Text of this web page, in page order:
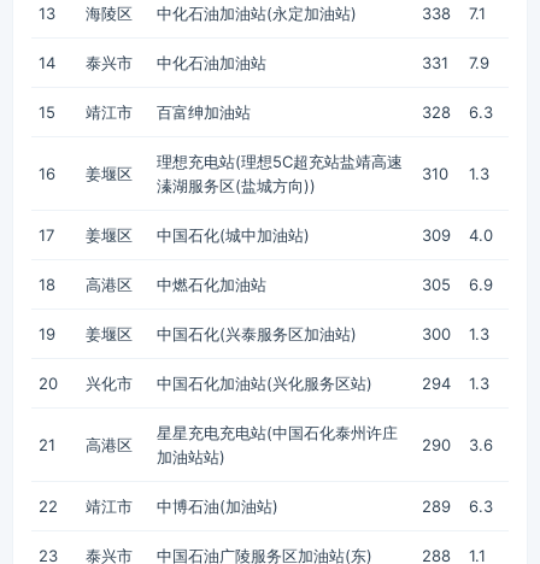
13 海陵区 中化石油加油站(永定加油站) 338 7.1
14 泰兴市 中化石油加油站 331 7.9
15 靖江市 百富绅加油站 328 6.3
16 姜堰区
理想充电站(理想5C超充站盐靖高速
溱湖服务区(盐城方向))
310 1.3
17 姜堰区 中国石化(城中加油站) 309 4.0
18 高港区 中燃石化加油站 305 6.9
19 姜堰区 中国石化(兴泰服务区加油站) 300 1.3
20 兴化市 中国石化加油站(兴化服务区站) 294 1.3
21 高港区
星星充电充电站(中国石化泰州许庄
加油站站)
290 3.6
22 靖江市 中博石油(加油站) 289 6.3
23 泰兴市 中国石油广陵服务区加油站(东) 288 1.1